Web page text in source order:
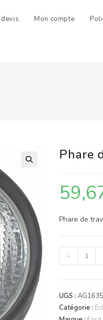
Mon compte
Phare
Phare de
quantité
de
de
travail
-
UGS :
Catégorie :